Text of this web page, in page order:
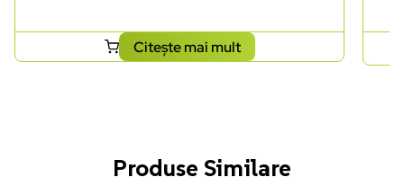
Citește mai mult
Produse Similare